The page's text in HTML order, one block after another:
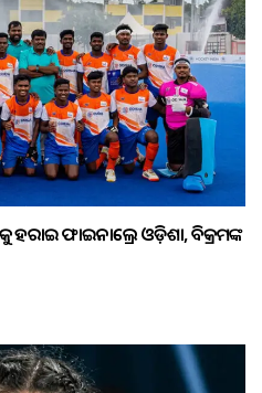
ଫାଇନାଲ୍ରେ ଓଡ଼ିଶା, ବିକ୍ରମଙ୍କ